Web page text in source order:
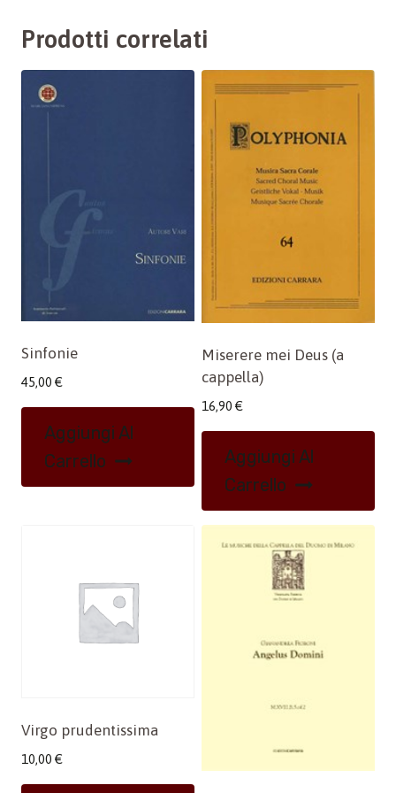
Prodotti correlati
Sinfonie
45,00 €
Aggiungi Al
Carrello
Miserere mei Deus (a
cappella)
16,90 €
Aggiungi Al
Carrello
Virgo prudentissima
10,00 €